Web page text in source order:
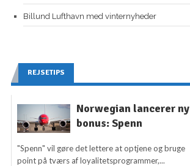
Billund Lufthavn med vinternyheder
REJSETIPS
Norwegian lancerer ny
bonus: Spenn
"Spenn" vil gøre det lettere at optjene og bruge
point på tværs af loyalitetsprogrammer,...